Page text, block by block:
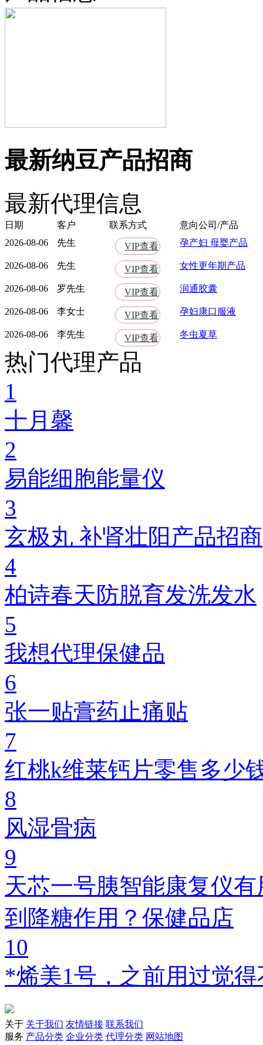
最新纳豆产品招商
最新代理信息
日期 客户 联系方式
意向公司/产品
2026-08-06
先生 VIP查看 孕产妇 母婴产品
2026-08-06 先生 VIP查看 女性更年期产品
2026-08-06 罗先生 VIP查看 润通胶囊
2026-08-06 李女士 VIP查看 孕妇康口服液
2026-08-06 李先生 VIP查看 冬虫夏草
热门代理产品
1
十月馨
2
易能细胞能量仪
3
玄极丸 补肾壮阳产品招商
4
柏诗春天防脱育发洗发水
5
我想代理保健品
6
张一贴膏药止痛贴
7
红桃k维莱钙片零售多少
8
风湿骨病
9
天芯一号胰智能康复仪
到降糖作用？保健品店
10
*烯美1号，之前用过觉
关于 关于我们 友情链接 联系我们
服务 产品分类 企业分类 代理分类 网站地图